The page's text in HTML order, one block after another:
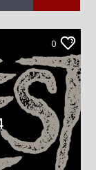
0